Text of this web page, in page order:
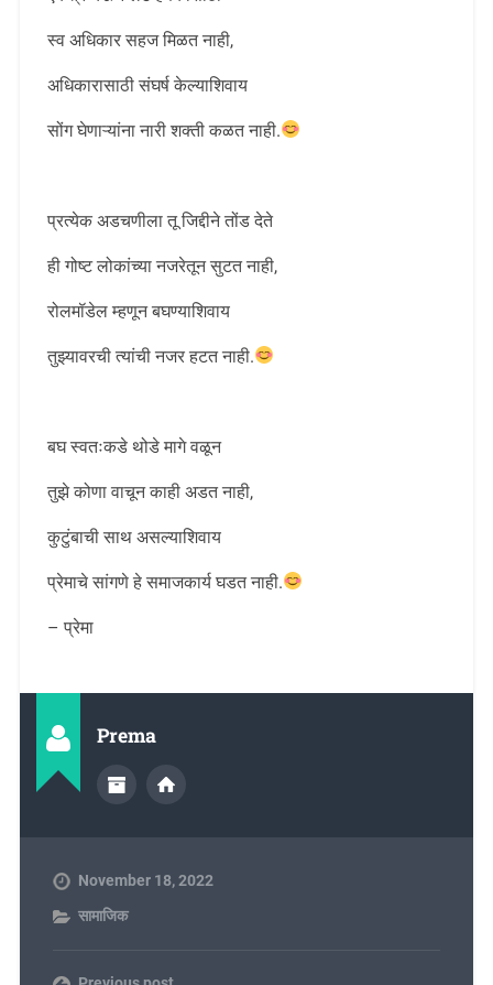
स्व अधिकार सहज मिळत नाही,
अधिकारासाठी संघर्ष केल्याशिवाय
सोंग घेणाऱ्यांना नारी शक्ती कळत नाही.
प्रत्येक अडचणीला तू जिद्दीने तोंड देते
ही गोष्ट लोकांच्या नजरेतून सुटत नाही,
रोलमॉडेल म्हणून बघण्याशिवाय
तुझ्यावरची त्यांची नजर हटत नाही.
बघ स्वतःकडे थोडे मागे वळून
तुझे कोणा वाचून काही अडत नाही,
कुटुंबाची साथ असल्याशिवाय
प्रेमाचे सांगणे हे समाजकार्य घडत नाही.
– प्रेमा
Prema
November 18, 2022
सामाजिक